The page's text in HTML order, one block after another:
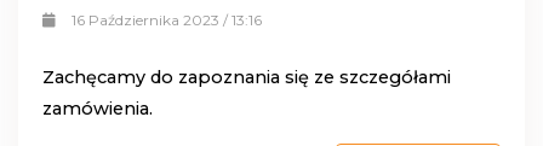
16 Października 2023 / 13:16
Zachęcamy do zapoznania się ze szczegółami
zamówienia.